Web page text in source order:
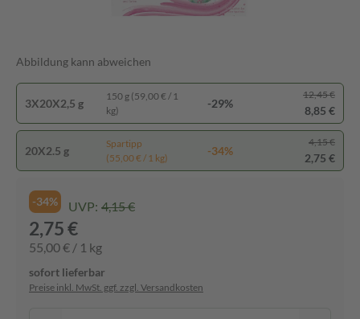
Abbildung kann abweichen
3X20X2,5 g
150 g (59,00 € / 1
kg)
-29%
12,45 €
8,85 €
20X2.5 g
Spartipp
(55,00 € / 1 kg)
-34%
4,15 €
2,75 €
-34% UVP: 4,15 €
2,75 €
55,00 € / 1 kg
sofort lieferbar
Preise inkl. MwSt. ggf. zzgl. Versandkosten